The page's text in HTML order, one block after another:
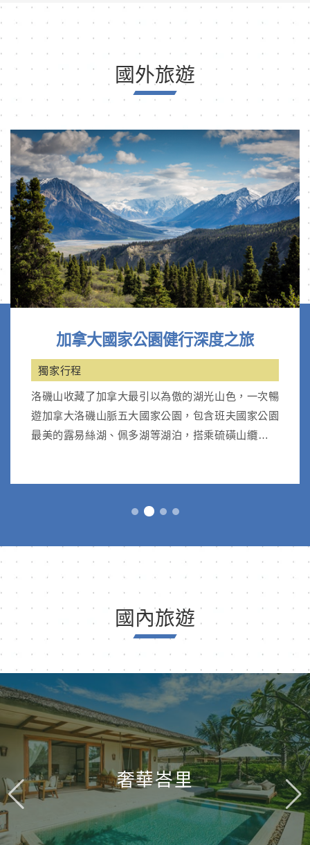
國外旅遊
加拿大國家公園健行深度之旅
獨家行程
洛磯山收藏了加拿大最引以為傲的湖光山色，一次暢
遊加拿大洛磯山脈五大國家公園，包含班夫國家公園
最美的露易絲湖、佩多湖等湖泊，搭乘硫磺山纜車；
國內旅遊
奢華峇里